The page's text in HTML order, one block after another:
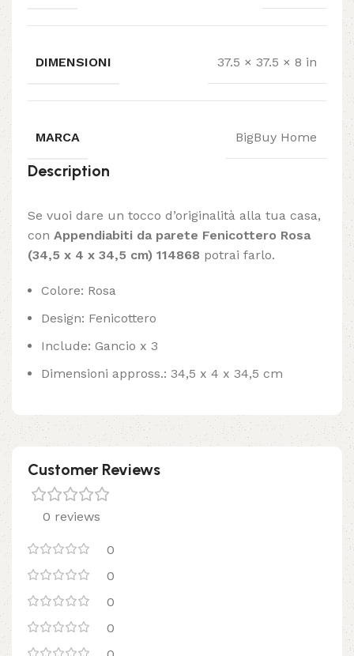
DIMENSIONI 37.5 × 37.5 × 8 in
MARCA BigBuy Home
Description
Se vuoi dare un tocco d’originalità alla tua casa,
con Appendiabiti da parete Fenicottero Rosa
(34,5 x 4 x 34,5 cm) 114868 potrai farlo.
Colore: Rosa
Design: Fenicottero
Include: Gancio x 3
Dimensioni appross.: 34,5 x 4 x 34,5 cm
Customer Reviews
0 reviews
0
0
0
0